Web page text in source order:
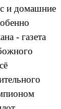
и домашние
- газета